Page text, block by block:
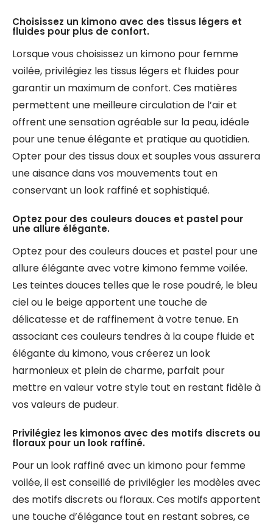
Choisissez un kimono avec des tissus légers et
fluides pour plus de confort.
Lorsque vous choisissez un kimono pour femme
voilée, privilégiez les tissus légers et fluides pour
garantir un maximum de confort. Ces matières
permettent une meilleure circulation de l’air et
offrent une sensation agréable sur la peau, idéale
pour une tenue élégante et pratique au quotidien.
Opter pour des tissus doux et souples vous assurera
une aisance dans vos mouvements tout en
conservant un look raffiné et sophistiqué.
Optez pour des couleurs douces et pastel pour
une allure élégante.
Optez pour des couleurs douces et pastel pour une
allure élégante avec votre kimono femme voilée.
Les teintes douces telles que le rose poudré, le bleu
ciel ou le beige apportent une touche de
délicatesse et de raffinement à votre tenue. En
associant ces couleurs tendres à la coupe fluide et
élégante du kimono, vous créerez un look
harmonieux et plein de charme, parfait pour
mettre en valeur votre style tout en restant fidèle à
vos valeurs de pudeur.
Privilégiez les kimonos avec des motifs discrets ou
floraux pour un look raffiné.
Pour un look raffiné avec un kimono pour femme
voilée, il est conseillé de privilégier les modèles avec
des motifs discrets ou floraux. Ces motifs apportent
une touche d’élégance tout en restant sobres, ce